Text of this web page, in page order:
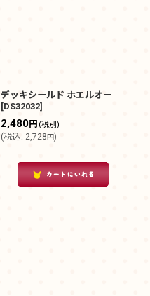
デッキシールド ホエルオー
[DS32032]
2,480円 (税別)
(税込: 2,728円)